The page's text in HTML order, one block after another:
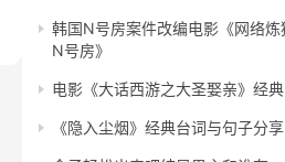
韩国N号房案件改编电影《网络炼
N号房》
电影《大话西游之大圣娶亲》经
《隐入尘烟》经典台词与句子分享